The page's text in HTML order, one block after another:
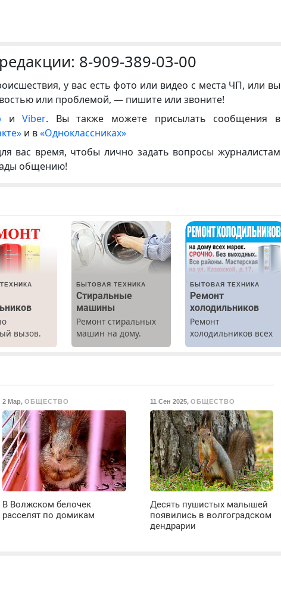
8-909-389-03-00
у вас есть фото или видео с места ЧП, или вы
или проблемой, — пишите или звоните!
иViber. Вы также можете присылать сообщения в
и в«Одноклассниках»
вас время, чтобы лично задать вопросы журналистам
общению!
вызов.
–
40%.
БЫТОВАЯ ТЕХНИКА
Стиральные
машины
Ремонт стиральных
машин на дому.
Выезд и диагностика
БЫТОВАЯ ТЕХНИКА
Ремонт
холодильников
Ремонт
холодильников всех
марок на дому.
2 Мар,ОБЩЕСТВО
В Волжском белочек
расселят по домикам
11 Сен 2025, ОБЩЕСТВО
Десять пушистых малышей
появились в волгоградском
дендрарии